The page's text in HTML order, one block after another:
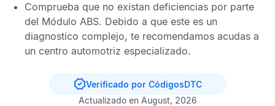
Comprueba que no existan deficiencias por parte
del Módulo ABS. Debido a que este es un
diagnostico complejo, te recomendamos acudas a
un centro automotriz especializado.
Verificado por CódigosDTC
Actualizado en August, 2026